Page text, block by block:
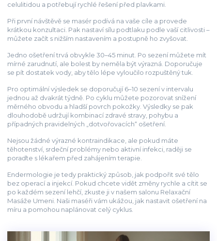
celulitidou a potřebují rychlé řešení před plavkami.
Při první návštěvě se masér podívá na vaše cíle a provede
krátkou konzultaci. Pak nastaví sílu podtlaku podle vaší citlivosti –
můžete začít s nižším nastavením a postupně ho zvyšovat.
Jedno ošetření trvá obvykle 30–45 minut. Po sezení můžete mít
mírné zarudnutí, ale bolest by neměla být výrazná. Doporučuje
se pít dostatek vody, aby tělo lépe vyloučilo rozpuštěný tuk.
Pro optimální výsledek se doporučují 6–10 sezení v intervalu
jednou až dvakrát týdně. Po cyklu můžete pozorovat snížení
měrného obvodu a hladší povrch pokožky. Výsledky se pak
dlouhodobě udržují kombinací zdravé stravy, pohybu a
případných pravidelných „dotvořovacích“ ošetření.
Nejsou žádné výrazné kontraindikace, ale pokud máte
těhotenství, srdeční problémy nebo aktivní infekci, raději se
poraďte s lékařem před zahájením terapie.
Endermologie je tedy praktický způsob, jak podpořit své tělo
bez operací a injekcí. Pokud chcete vidět změny rychle a cítit se
po každém sezení lehčí, zkuste ji v našem salonu Relaxační
Masáže Umeni. Naši maséři vám ukážou, jak nastavit ošetření na
míru a pomohou naplánovat celý cyklus.